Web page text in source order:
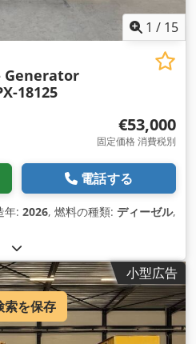
1 / 15
Generator
18125
€53,000
固定価格 消費税別
電話する
年: 2026, 燃料の種類: ディーゼル,
小型広告
索を保存